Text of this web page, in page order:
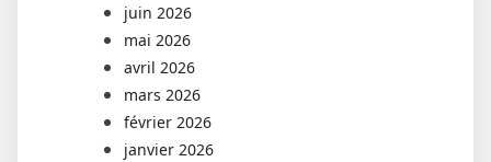
juin 2026
mai 2026
avril 2026
mars 2026
février 2026
janvier 2026